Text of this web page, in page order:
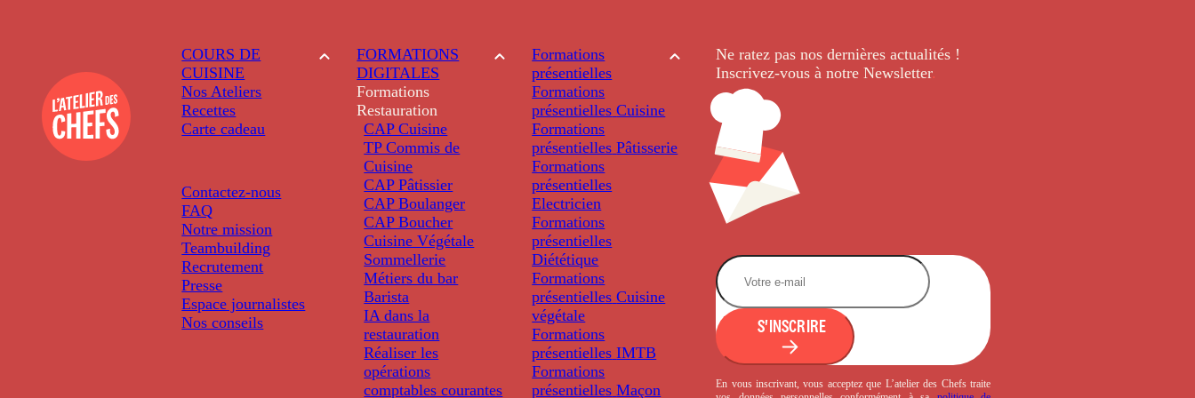
COURS DE
CUISINE
Nos Ateliers
Recettes
Carte cadeau
Contactez-nous
FAQ
Notre mission
Teambuilding
Recrutement
Presse
Espace journalistes
Nos conseils
FORMATIONS
DIGITALES
Formations
Restauration
CAP Cuisine
TP Commis de
Cuisine
CAP Pâtissier
CAP Boulanger
CAP Boucher
Cuisine Végétale
Sommellerie
Métiers du bar
Barista
IA dans la
restauration
Réaliser les
opérations
comptables courantes
Formations
présentielles
Formations
présentielles Cuisine
Formations
présentielles Pâtisserie
Formations
présentielles
Electricien
Formations
présentielles
Diététique
Formations
présentielles Cuisine
végétale
Formations
présentielles IMTB
Formations
présentielles Maçon
Ne ratez pas nos dernièresactualités !
Inscrivez-vous à notre Newsletter.
S'INSCRIRE
En vous inscrivant, vous acceptez que L’atelier des Chefs traite